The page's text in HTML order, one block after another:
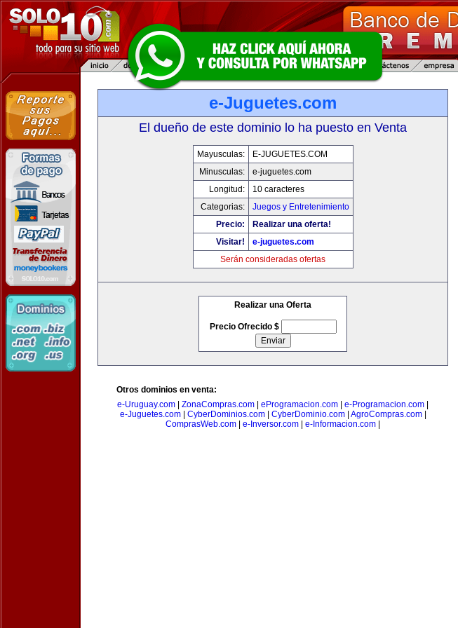
e-Juguetes.com
El dueño de este dominio lo ha puesto en Venta
Mayusculas:
E-JUGUETES.COM
Minusculas:
e-juguetes.com
Longitud:
10 caracteres
Categorias:
Juegos y Entretenimiento
Precio:
Realizar una oferta!
Visitar!
e-juguetes.com
Serán consideradas ofertas
Realizar una Oferta
Precio Ofrecido $
Otros dominios en venta:
e-Uruguay.com
ZonaCompras.com eProgramacion.com e-Programacion.com
e-Juguetes.com| CyberDominios.com| CyberDominio.com| AgroCompras.com|
ComprasWeb.com
e-Inversor.com e-Informacion.com